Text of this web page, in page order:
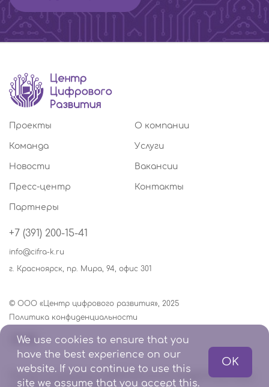
Проекты О компании
Команда Услуги
Новости Вакансии
Пресс-центр Контакты
Партнеры
+7 (391) 200-15-41
info@cifra-k.ru
г. Красноярск, пр. Мира, 94, офис 301
© ООО «Центр цифрового развития», 2025
Политика конфиденциальности
This site is protected by reCAPTCHA and the Google
Privacy Policy
We use cookies to ensure that you
have the best experience on our
website. If you continue to use this
site we assume that you accept this.
OK